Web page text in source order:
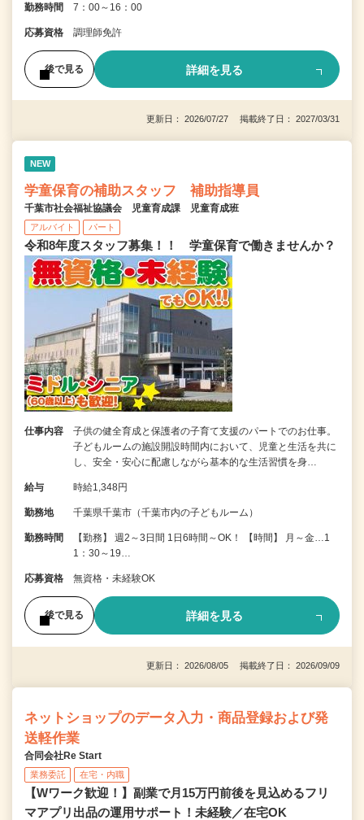
勤務時間 7：00～16：00
応募資格 調理師免許
後で見る 詳細を見る
更新日： 2026/07/27 掲載終了日： 2027/03/31
NEW
学童保育の補助スタッフ 補助指導員
千葉市社会福祉協議会 児童育成課 児童育成班
アルバイト パート
令和8年度スタッフ募集！！ 学童保育で働きませんか？
仕事内容
子供の健全育成と保護者の子育て支援のパートでのお仕事。
子どもルームの施設開設時間内において、児童と生活を共に
し、安全・安心に配慮しながら基本的な生活習慣を身…
給与 時給1,348円
勤務地 千葉県千葉市（千葉市内の子どもルーム）
勤務時間
【勤務】 週2～3日間 1日6時間～OK！ 【時間】 月～金…1
1：30～19…
応募資格 無資格・未経験OK
後で見る 詳細を見る
更新日： 2026/08/05 掲載終了日： 2026/09/09
ネットショップのデータ入力・商品登録および発
送軽作業
合同会社Re Start
業務委託 在宅・内職
【Wワーク歓迎！】副業で月15万円前後を見込めるフリ
マアプリ出品の運用サポート！未経験／在宅OK